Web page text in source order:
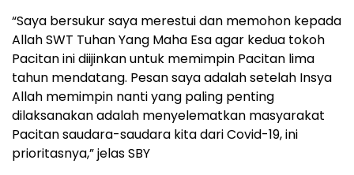
“Saya bersukur saya merestui dan memohon kepada
Allah SWT Tuhan Yang Maha Esa agar kedua tokoh
Pacitan ini diijinkan untuk memimpin Pacitan lima
tahun mendatang. Pesan saya adalah setelah Insya
Allah memimpin nanti yang paling penting
dilaksanakan adalah menyelematkan masyarakat
Pacitan saudara-saudara kita dari Covid-19, ini
prioritasnya,” jelas SBY